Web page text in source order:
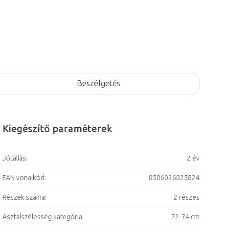
Beszélgetés
Kiegészítő paraméterek
Jótállás: 2 év
EAN vonalkód: 8586026825824
Részek száma: 2 részes
Asztalszélesség kategória: 72-74 cm